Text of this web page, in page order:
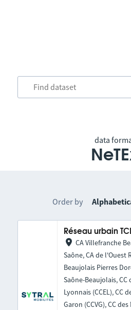
data
Order by
Réseau urbain
CA Villefranche
Saône, CA de l'Ouest
Beaujolais Pierres
Saône-Beaujolais, CC
Lyonnais (CCEL), CC
Garon (CCVG), CC